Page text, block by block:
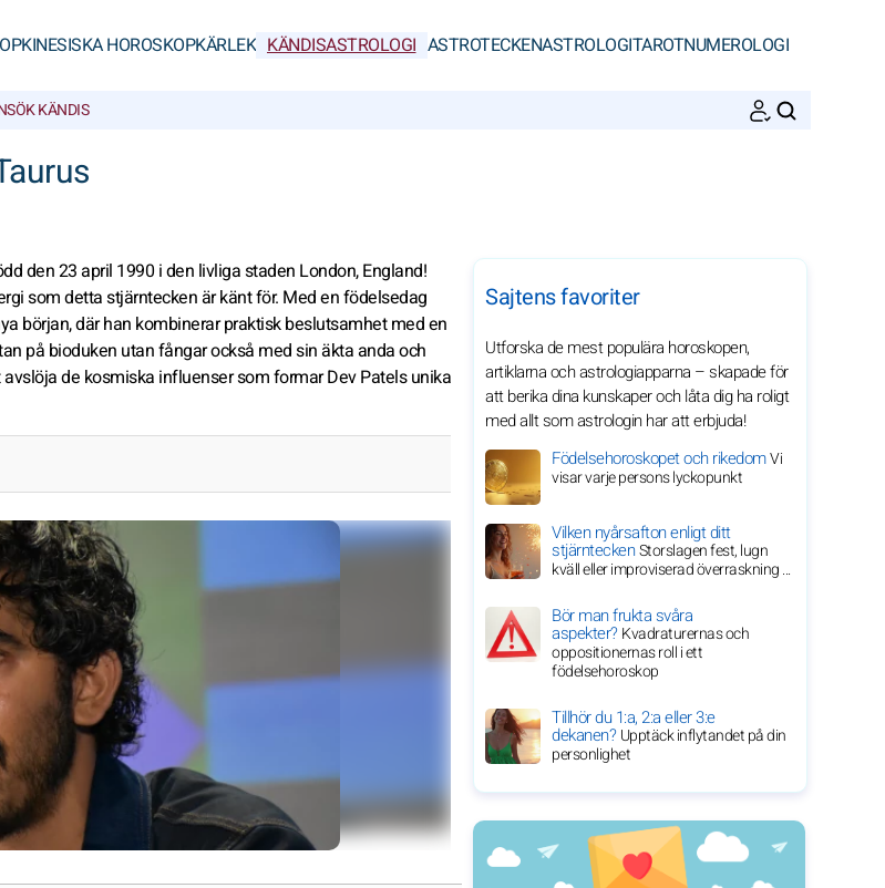
KINESISKA HOROSKOPKÄRLEK KÄNDISASTROLOGI ASTROTECKENASTROLOGITAROTNUMEROLOGI
SÖK KÄNDIS
den 23 april 1990 i den livliga staden London, England!
som detta stjärntecken är känt för. Med en födelsedag
början, där han kombinerar praktisk beslutsamhet med en
på bioduken utan fångar också med sin äkta anda och
de kosmiska influenser som formar Dev Patels unika
Sajtens favoriter
Utforska de mest populära horoskopen,
artiklarna och astrologiapparna – skapade för
att berika dina kunskaper och låta dig ha roligt
med allt som astrologin har att erbjuda!
Födelsehoroskopet och rikedomVi
visar varje persons lyckopunkt
Vilken nyårsafton enligt ditt
stjärnteckenStorslagen fest, lugn
kväll eller improviserad överraskning ...
Bör man frukta svåra
aspekter?Kvadraturernas och
oppositionernas roll i ett
födelsehoroskop
Tillhör du 1:a, 2:a eller 3:e
dekanen?Upptäck inflytandet på din
personlighet